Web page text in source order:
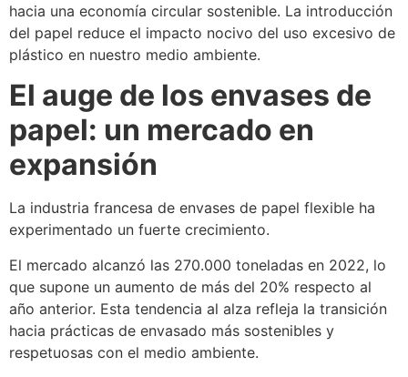
hacia una economía circular sostenible. La introducción
del papel reduce el impacto nocivo del uso excesivo de
plástico en nuestro medio ambiente.
El auge de los envases de
papel: un mercado en
expansión
La industria francesa de envases de papel flexible ha
experimentado un fuerte crecimiento.
El mercado alcanzó las 270.000 toneladas en 2022, lo
que supone un aumento de más del 20% respecto al
año anterior. Esta tendencia al alza refleja la transición
hacia prácticas de envasado más sostenibles y
respetuosas con el medio ambiente.